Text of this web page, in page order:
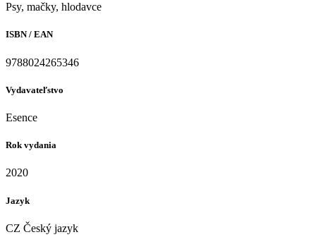
Psy, mačky, hlodavce
ISBN / EAN
9788024265346
Vydavateľstvo
Esence
Rok vydania
2020
Jazyk
CZ Český jazyk